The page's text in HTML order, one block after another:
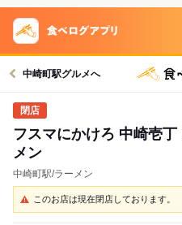
中崎町駅グルメへ
フスマにかけろ 中崎壱
メン
中崎町駅/ラーメン
このお店は現在閉店しております。